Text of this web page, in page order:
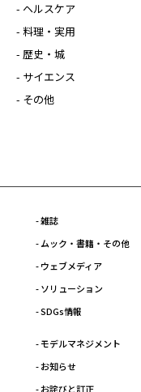
- ヘルスケア
- 料理・実用
- 歴史・城
- サイエンス
- その他
- 雑誌
- ムック・書籍・その他
- ウェブメディア
- ソリューション
- SDGs情報
- モデルマネジメント
- お知らせ
- お詫びと訂正